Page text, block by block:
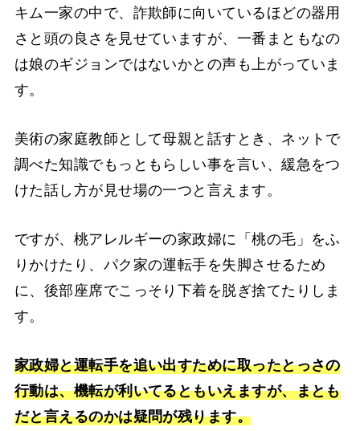
キム一家の中で、詐欺師に向いているほどの器用
さと頭の良さを見せていますが、一番まともなの
は娘のギジョンではないかとの声も上がっていま
す。
美術の家庭教師として母親と話すとき、ネットで
調べた知識でもっともらしい事を言い、緩急をつ
けた話し方が見せ場の一つと言えます。
ですが、桃アレルギーの家政婦に「桃の毛」をふ
りかけたり、パク家の運転手を失脚させるため
に、後部座席でこっそり下着を脱ぎ捨てたりしま
す。
家政婦と運転手を追い出すために取ったとっさの
行動は、機転が利いてるともいえますが、まとも
だと言えるのかは疑問が残ります。